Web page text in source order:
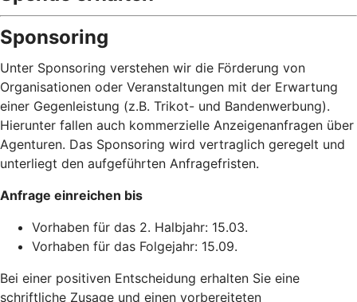
Sponsoring
Unter Sponsoring verstehen wir die Förderung von
Organisationen oder Veranstaltungen mit der Erwartung
einer Gegenleistung (z.B. Trikot- und Bandenwerbung).
Hierunter fallen auch kommerzielle Anzeigenanfragen über
Agenturen. Das Sponsoring wird vertraglich geregelt und
unterliegt den aufgeführten Anfragefristen.
Anfrage einreichen bis
Vorhaben für das 2. Halbjahr: 15.03.
Vorhaben für das Folgejahr: 15.09.
Bei einer positiven Entscheidung erhalten Sie eine
schriftliche Zusage und einen vorbereiteten